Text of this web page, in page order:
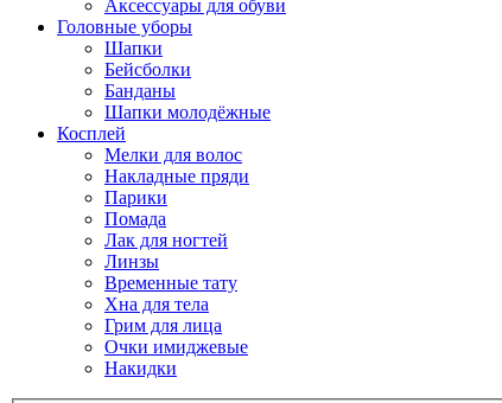
Аксессуары для обуви
Головные уборы
Шапки
Бейсболки
Банданы
Шапки молодёжные
Косплей
Мелки для волос
Накладные пряди
Парики
Помада
Лак для ногтей
Линзы
Временные тату
Хна для тела
Грим для лица
Очки имиджевые
Накидки